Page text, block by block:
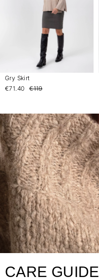
Gry Skirt
€71.40
€119
CARE GUIDE